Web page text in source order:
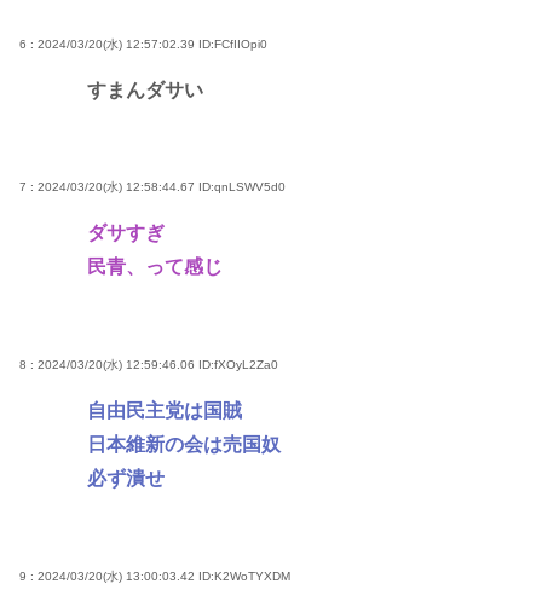
6 : 2024/03/20(水) 12:57:02.39 ID:FCfIIOpi0
すまんダサい
7 : 2024/03/20(水) 12:58:44.67 ID:qnLSWV5d0
ダサすぎ
民青、って感じ
8 : 2024/03/20(水) 12:59:46.06 ID:fXOyL2Za0
自由民主党は国賊
日本維新の会は売国奴
必ず潰せ
9 : 2024/03/20(水) 13:00:03.42 ID:K2WoTYXDM